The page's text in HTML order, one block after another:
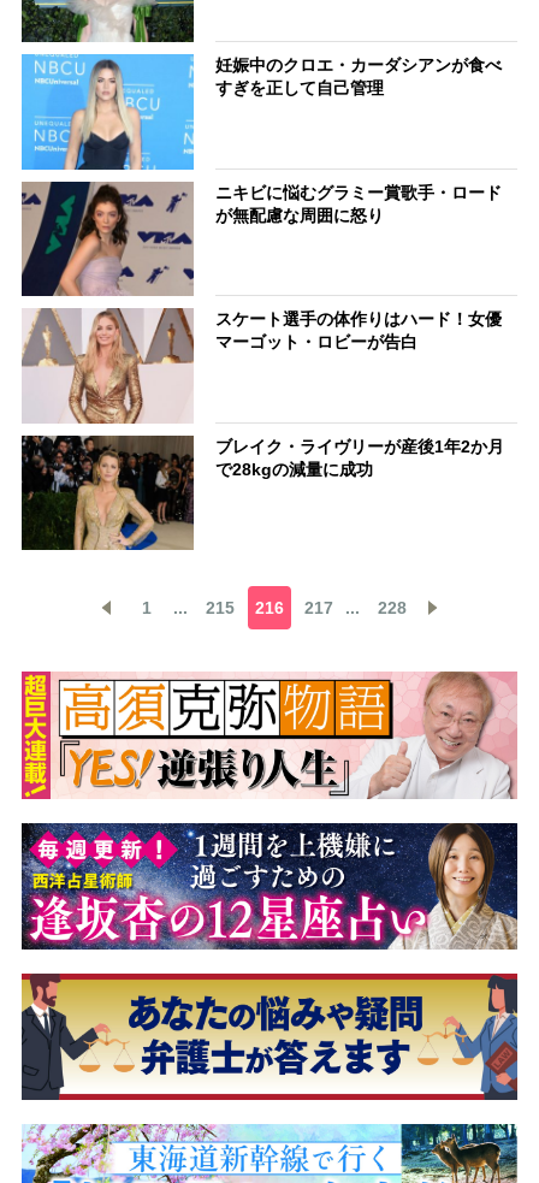
妊娠中のクロエ・カーダシアンが食べ
すぎを正して自己管理
ニキビに悩むグラミー賞歌手・ロード
が無配慮な周囲に怒り
スケート選手の体作りはハード！女優
マーゴット・ロビーが告白
ブレイク・ライヴリーが産後1年2か月
で28kgの減量に成功
1 ... 215 216 217 ... 228